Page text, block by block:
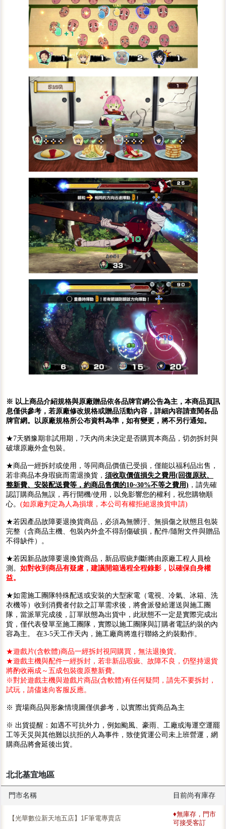
※ 以上商品介紹規格與原廠贈品依各品牌官網公告為主，本商品頁訊
息僅供參考，若原廠修改規格或贈品活動內容，詳細內容請查閱各品
牌官網。以原廠規格所公布資料為準，如有變更，將不另行通知。
★7天猶豫期非試用期，7天內尚未決定是否購買本商品，切勿拆封與
破壞原廠外盒包裝。
★商品一經拆封或使用，等同商品價值已受損，僅能以福利品出售，
若非商品本身瑕疵而需退換貨， 須收取價值損失之費用(回復原狀、
整新費、安裝配送費等，約商品售價的10~30%不等之費用) ，請先確
認訂購商品無誤，再行開機/使用，以免影響您的權利，祝您購物順
心。 (如原廠判定為人為損壞，本公司有權拒絕退換貨申請)
★若因產品故障要退換貨商品，必須為無髒汙、無損傷之狀態且包裝
完整（含商品主機、包裝內外盒不得刮傷破損，配件/隨附文件與贈品
不得缺件）。
★若因新品故障要退換貨商品，新品瑕疵判斷將由原廠工程人員檢
測。 如對收到商品有疑慮，建議開箱過程全程錄影，以確保自身權
益。
★如需施工團隊特殊配送或安裝的大型家電（電視、冷氣、冰箱、洗
衣機等）收到消費者付款之訂單需求後，將會派發給運送與施工團
隊，當派單完成後，訂單狀態為出貨中，此狀態不一定是實際完成出
貨，僅代表發單至施工團隊，實際以施工團隊與訂購者電話約裝的內
容為主。 在3-5天工作天內，施工廠商將進行聯絡之約裝動作。
★遊戲片(含軟體)商品一經拆封視同購買，無法退換貨。
★遊戲主機與配件一經拆封，若非新品瑕疵、故障不良，仍堅持退貨
將酌收兩成～五成包裝復原整新費。
※對於遊戲主機與遊戲片商品(含軟體)有任何疑問，請先不要拆封，
試玩，請儘速向客服反應。
※ 賣場商品與形象情境圖僅供參考，以實際出貨商品為主
※ 出貨提醒：如遇不可抗外力，例如颱風、豪雨、工廠或海運空運罷
工等天災與其他難以抗拒的人為事件，致使貨運公司未上班營運，網
購商品將會延後出貨。
北北基宜地區
門市名稱 目前尚有庫存
【光華數位新天地五店】1F筆電專賣店
♦無庫存，門市
可接受客訂